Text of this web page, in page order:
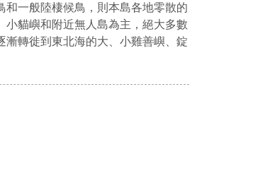
一般陸棲候鳥，則本島各地零散的
小貓嶼和附近無人島為主，絕大多數
轉徙到東北海的大、小雞善嶼、錠